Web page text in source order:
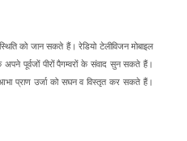
को जान सकते हैं। रेडियो टेलीविजन मोबाइल
पूर्वजों पीरों पैगम्वरों के संवाद सुन सकते हैं।
प्राण उर्जा को सघन व विस्तृत कर सकते हैं।